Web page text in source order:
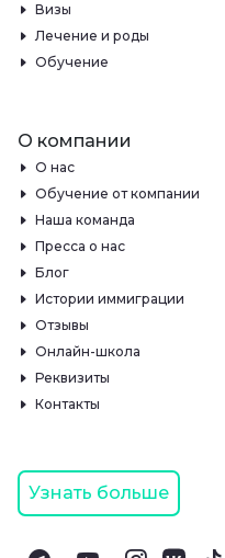
Визы
Лечение и роды
Обучение
О компании
О нас
Обучение от компании
Наша команда
Пресса о нас
Блог
Истории иммиграции
Отзывы
Онлайн-школа
Реквизиты
Контакты
Узнать больше